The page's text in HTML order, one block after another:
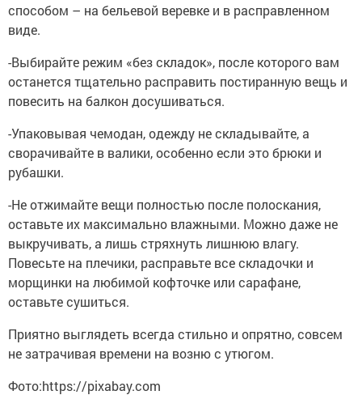
способом – на бельевой веревке и в расправленном
виде.
-Выбирайте режим «без складок», после которого вам
останется тщательно расправить постиранную вещь и
повесить на балкон досушиваться.
-Упаковывая чемодан, одежду не складывайте, а
сворачивайте в валики, особенно если это брюки и
рубашки.
-Не отжимайте вещи полностью после полоскания,
оставьте их максимально влажными. Можно даже не
выкручивать, а лишь стряхнуть лишнюю влагу.
Повесьте на плечики, расправьте все складочки и
морщинки на любимой кофточке или сарафане,
оставьте сушиться.
Приятно выглядеть всегда стильно и опрятно, совсем
не затрачивая времени на возню с утюгом.
Фото:https://pixabay.com